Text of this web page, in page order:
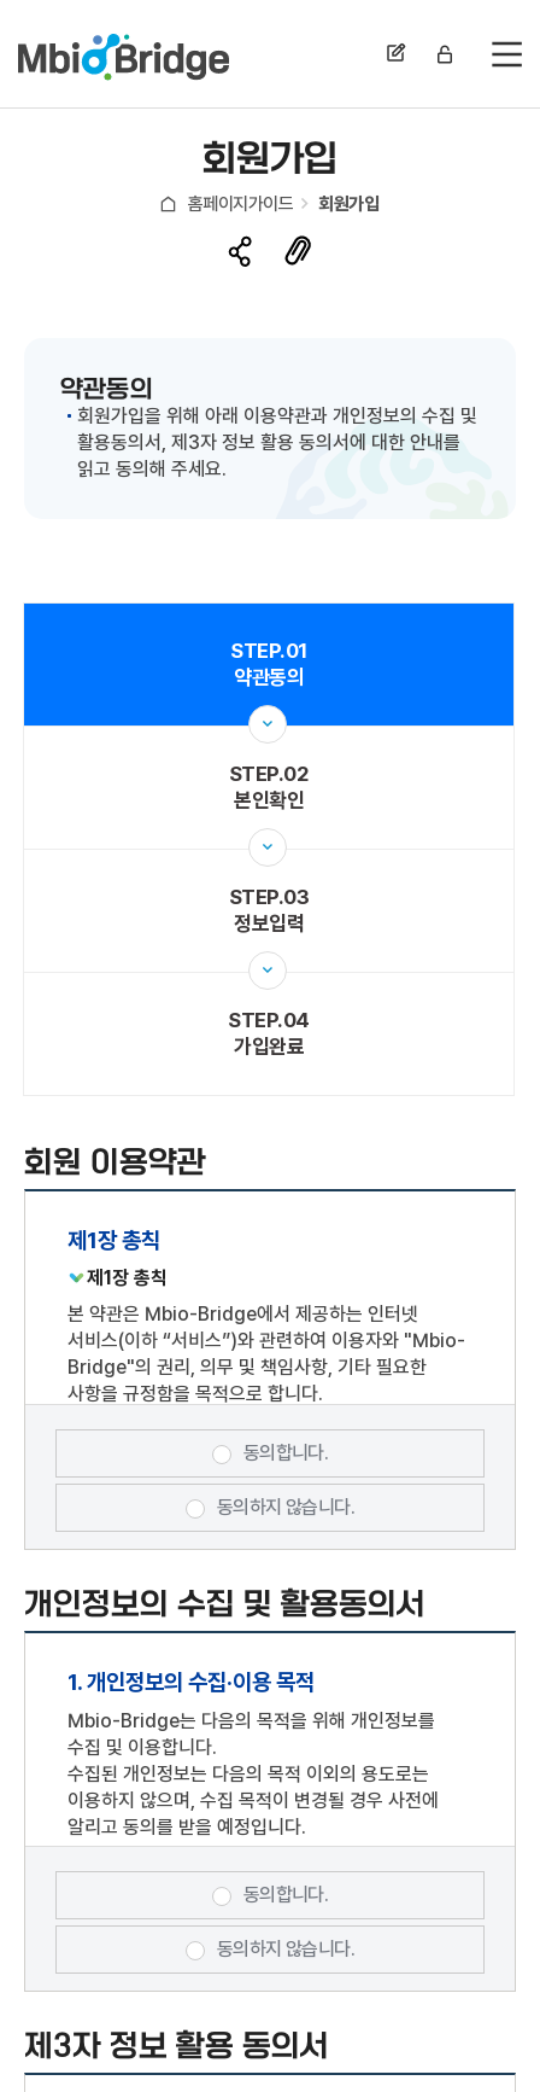
전
회원가입
홈페이지가이드 회원가입
약관동의
회원가입을 위해 아래 이용약관과 개인정보의 수집 및
활용동의서, 제3자 정보 활용 동의서에 대한 안내를
읽고 동의해 주세요.
STEP.01
약관동의
STEP.02
본인확인
STEP.03
정보입력
STEP.04
가입완료
회원 이용약관
제1장 총칙
제1장 총칙
본 약관은 Mbio-Bridge에서 제공하는 인터넷
서비스(이하 “서비스”)와 관련하여 이용자와 "Mbio-
Bridge"의 권리, 의무 및 책임사항, 기타 필요한
사항을 규정함을 목적으로 합니다.
본 약관에서 정의되지 아니한 용어에 대한 해석은 관계
법령 및 서비스 별 안내에서 정하는 바에 따르며, 그
외에는 일반 관례에 따릅니다.
이용계약을 위하여 개인정보를 제공하거나 SNS 및
포털사이트의 계정을 이용해 개인정보를 제공하여
기업회원 : "Mbio-Bridge"과의 서비스
이용계약을 위하여 기업정보를 제공하여 아이디(ID)
와 비밀번호를 부여 받은 기업을 말합니다.
회원 : 개인회원, 기업회원, 단체회원 모두를
말합니다.
비회원 : 회원에 가입하지 않고 "Mbio-Bridge"이
제공하는 서비스를 이용하는 자를 말하며, Mbio-
Bridge은비회원에 대하여 회원전용으로 제공하는
서비스의 이용을 제한할 수 있습니다.
이용자 : 본 약관에 따라 "Mbio-Bridge"에서
제공하는 서비스를 이용하는 회원 및 비회원을
말합니다.
회원 아이디(ID) : 회원식별 및 서비스 이용을 위해
자신이 등록한 개인 E-mail 주소를 말함. 단,
기업회원의 경우 기업회원이 선정한 문자 및 숫자의
동의합니다.
동의하지 않습니다.
개인정보의 수집 및 활용동의서
1. 개인정보의 수집·이용 목적
Mbio-Bridge는 다음의 목적을 위해 개인정보를
수집 및 이용합니다.
수집된 개인정보는 다음의 목적 이외의 용도로는
이용하지 않으며, 수집 목적이 변경될 경우 사전에
알리고 동의를 받을 예정입니다.
회원가입, 회원제 서비스 이용 및 본인확인,
개인식별, 가입의사확인, 실태조사 및 각종 게시판
이용, 고지사항 전달 등을 목적으로 개인정보를
필수항목 : 아이디, 비밀번호, 성명, 휴대폰 번호,
생년월일
동의합니다.
동의하지 않습니다.
제3자 정보 활용 동의서